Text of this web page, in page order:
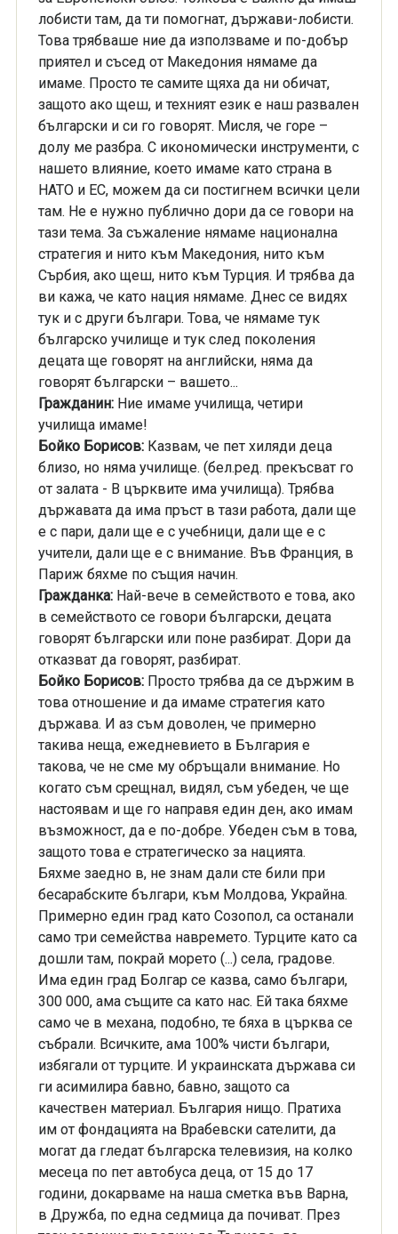
лобисти там, да ти помогнат, държави-лобисти.
Това трябваше ние да използваме и по-добър
приятел и съсед от Македония нямаме да
имаме. Просто те самите щяха да ни обичат,
защото ако щеш, и техният език е наш развален
български и си го говорят. Мисля, че горе –
долу ме разбра. С икономически инструменти, с
нашето влияние, което имаме като страна в
НАТО и ЕС, можем да си постигнем всички цели
там. Не е нужно публично дори да се говори на
тази тема. За съжаление нямаме национална
стратегия и нито към Македония, нито към
Сърбия, ако щеш, нито към Турция. И трябва да
ви кажа, че като нация нямаме. Днес се видях
тук и с други българи. Това, че нямаме тук
българско училище и тук след поколения
децата ще говорят на английски, няма да
говорят български – вашето...
Гражданин: Ние имаме училища, четири
училища имаме!
Бойко Борисов: Казвам, че пет хиляди деца
близо, но няма училище. (бел.ред. прекъсват го
от залата - В църквите има училища). Трябва
държавата да има пръст в тази работа, дали ще
е с пари, дали ще е с учебници, дали ще е с
учители, дали ще е с внимание. Във Франция, в
Париж бяхме по същия начин.
Гражданка: Най-вече в семейството е това, ако
в семейството се говори български, децата
говорят български или поне разбират. Дори да
отказват да говорят, разбират.
Бойко Борисов: Просто трябва да се държим в
това отношение и да имаме стратегия като
държава. И аз съм доволен, че примерно
такива неща, ежедневието в България е
такова, че не сме му обръщали внимание. Но
когато съм срещнал, видял, съм убеден, че ще
настоявам и ще го направя един ден, ако имам
възможност, да е по-добре. Убеден съм в това,
защото това е стратегическо за нацията.
Бяхме заедно в, не знам дали сте били при
бесарабските българи, към Молдова, Украйна.
Примерно един град като Созопол, са останали
само три семейства навремето. Турците като са
дошли там, покрай морето (...) села, градове.
Има един град Болгар се казва, само българи,
300 000, ама същите са като нас. Ей така бяхме
само че в механа, подобно, те бяха в църква се
събрали. Всичките, ама 100% чисти българи,
избягали от турците. И украинската държава си
ги асимилира бавно, бавно, защото са
качествен материал. България нищо. Пратиха
им от фондацията на Врабевски сателити, да
могат да гледат българска телевизия, на колко
месеца по пет автобуса деца, от 15 до 17
години, докарваме на наша сметка във Варна,
в Дружба, по една седмица да почиват. През